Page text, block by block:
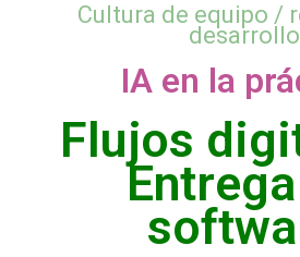
Cultura de equipo /
desarrollo
IA en la
Flujos